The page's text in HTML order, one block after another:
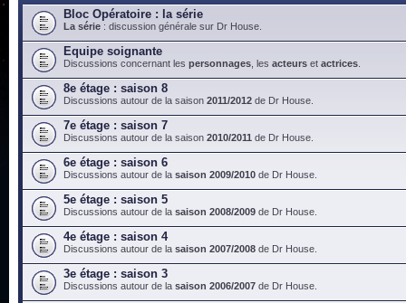
Bloc Opératoire : la série
La série : discussion générale sur Dr House.
Equipe soignante
Discussions concernant les personnages , les acteurs et actrices
8e étage : saison 8
Discussions autour de la saison 2011/2012 de Dr House.
7e étage : saison 7
Discussions autour de la saison 2010/2011 de Dr House.
6e étage : saison 6
Discussions autour de la saison 2009/2010 de Dr House.
5e étage : saison 5
Discussions autour de la saison 2008/2009 de Dr House.
4e étage : saison 4
Discussions autour de la saison 2007/2008 de Dr House.
3e étage : saison 3
Discussions autour de la saison 2006/2007 de Dr House.